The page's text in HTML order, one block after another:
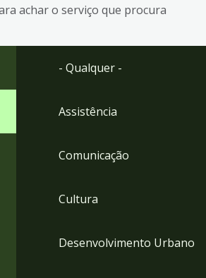
achar o serviço que procura
- Qualquer -
Assistência
Comunicação
Cultura
Desenvolvimento Urbano